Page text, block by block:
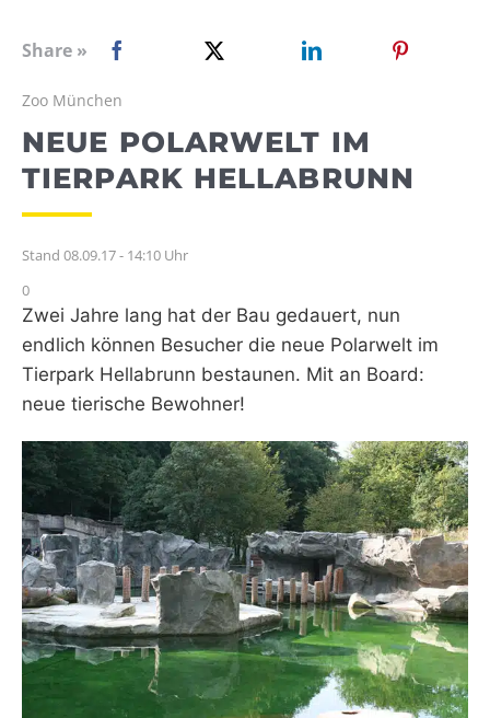
Share »
Zoo München
NEUE POLARWELT IM
TIERPARK HELLABRUNN
Stand 08.09.17 - 14:10 Uhr
0
Zwei Jahre lang hat der Bau gedauert, nun
endlich können Besucher die neue Polarwelt im
Tierpark Hellabrunn bestaunen. Mit an Board:
neue tierische Bewohner!